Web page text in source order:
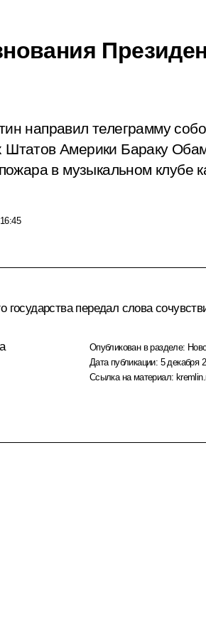
направил телеграмму
Америки Бараку
в музыкальном клубе
16:45
государства передал слова
Опубликован в разделе:
Дата публикации: 5 декабря
Ссылка на материал: